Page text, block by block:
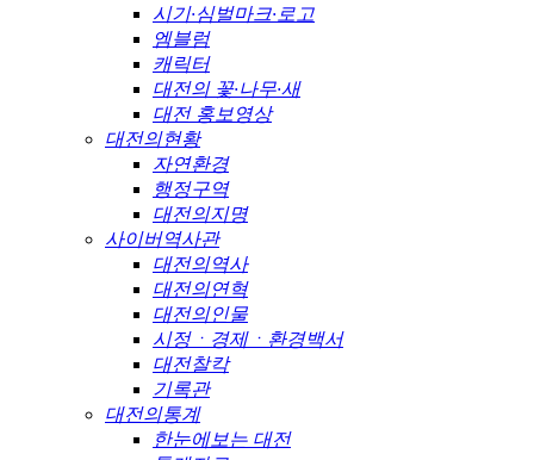
시기·심벌마크·로고
엠블럼
캐릭터
대전의 꽃·나무·새
대전 홍보영상
대전의현황
자연환경
행정구역
대전의지명
사이버역사관
대전의역사
대전의연혁
대전의인물
시정ㆍ경제ㆍ환경백서
대전찰칵
기록관
대전의통계
한눈에보는 대전